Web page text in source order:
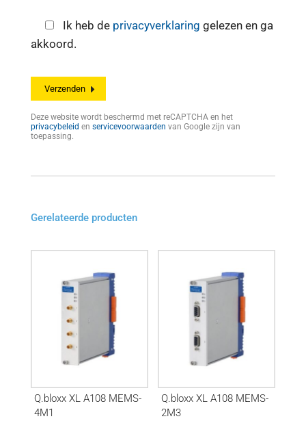
Ik heb de privacyverklaring gelezen en ga
akkoord.
Deze website wordt beschermd met reCAPTCHA en het
privacybeleid en servicevoorwaarden van Google zijn van
toepassing.
Gerelateerde producten
Q.bloxx XL A108 MEMS-
4M1
Q.bloxx XL A108 MEMS-
2M3